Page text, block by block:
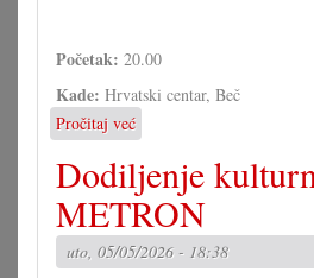
Početak: 20.00
Kade: Hrvatski centar, Beč
Pročitaj već
Izložba
Ivana
Andrašića
u
Hrvatskom
centru
Dodiljenje
METRON
uto, 05/05/2026 - 18:38